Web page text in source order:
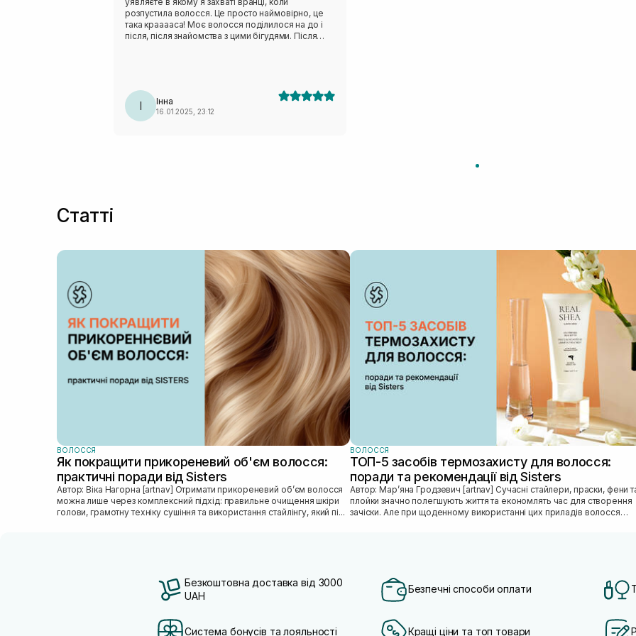
розпустила волосся. Це просто наймовірно, це
така крааааса! Моє волосся поділилося на до і
після, після знайомства з цими бігудями. Після
крутий і якісний продукт!
І Інна
16.01.2025, 23:12
Статті
ВОЛОССЯ
Як покращити прикореневий об'єм волосся:
практичні поради від Sisters
Автор: Віка Нагорна [artnav] Отримати прикореневий об’єм волосся
можна лише через комплексний підхід: правильне очищення шкіри
голови, грамотну техніку сушіння та використання стайлінгу, який пі...
ВОЛОССЯ
ТОП-5 засобів термозахисту для волосся:
поради та рекомендації від Sisters
Автор: Марʼяна Гродзевич [artnav] Сучасні стайлери, праски, фени та
плойки значно полегшують життя та економлять час для створення
зачіски. Але при щоденному використанні цих приладів волосся
Безкоштовна доставка від 3000
UAH
Безпечні способи оплати
Система бонусів та лояльності Кращі ціни та топ товари